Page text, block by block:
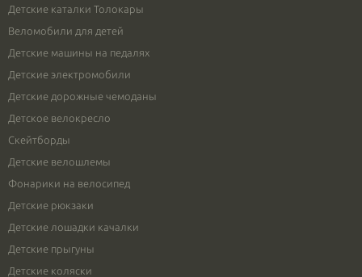
Детские каталки Толокары
Веломобили для детей
Детские машины на педалях
Детские электромобили
Детские дорожные чемоданы
Детское велокресло
Скейтборды
Детские велошлемы
Фонарики на велосипед
Детские рюкзаки
Детские лошадки качалки
Детские прыгуны
Детские коляски